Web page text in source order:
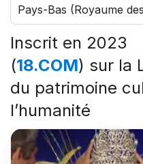
Pays-Bas (Royaume
Inscrit en 2023
(18.COM) sur la
du patrimoine
l’humanité